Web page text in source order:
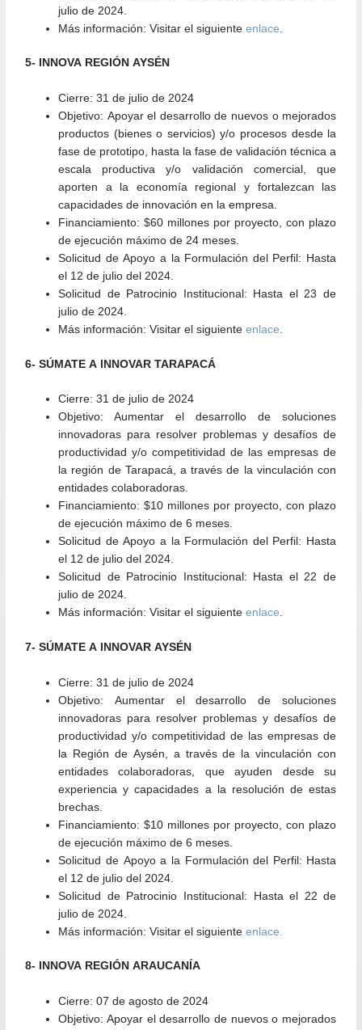
julio de 2024.
Más información:Visitar el siguiente enlace
5- INNOVA REGIÓN AYSÉN
Cierre: 31 de julio de 2024
Objetivo: Apoyar el desarrollo de nuevos o mejorados
productos (bienes o servicios) y/o procesos desde la
fase de prototipo, hasta la fase de validación técnica a
escala productiva y/o validación comercial, que
aporten a la economía regional y fortalezcan las
capacidades de innovación en la empresa.
Financiamiento:$60 millones por proyecto, con plazo
de ejecución máximo de 24 meses.
Solicitud de Apoyo a la Formulación del Perfil: Hasta
el 12 de julio del 2024.
Solicitud de Patrocinio Institucional:
Hasta el 23 de
julio de 2024.
Más información:Visitar el siguiente enlace.
6- SÚMATE A INNOVAR TARAPACÁ
Cierre:31 de julio de 2024
Objetivo:Aumentar el desarrollo de soluciones
innovadoras para resolver problemas y desafíos de
productividad y/o competitividad de las empresas de
la región de Tarapacá, a través de la vinculación con
entidades colaboradoras.
Financiamiento:$10 millones por proyecto, con plazo
de ejecución máximo de 6 meses.
Solicitud de Apoyo a la Formulación del Perfil: Hasta
el 12 de julio del 2024.
Solicitud de Patrocinio Institucional:
Hasta el 22 de
julio de 2024.
Más información:Visitar el siguiente enlace.
7- SÚMATE A INNOVAR AYSÉN
Cierre: 31 de julio de 2024
Objetivo: Aumentar el desarrollo de soluciones
innovadoras para resolver problemas y desafíos de
productividad y/o competitividad de las empresas de
la Región de Aysén, a través de la vinculación con
entidades colaboradoras, que ayuden desde su
experiencia y capacidades a la resolución de estas
brechas.
Financiamiento:$10 millones por proyecto, con plazo
de ejecución máximo de 6 meses.
Solicitud de Apoyo a la Formulación del Perfil: Hasta
el 12 de julio del 2024.
Solicitud de Patrocinio Institucional: Hasta el 22 de
julio de 2024.
Más información:Visitar el siguienteenlace.
8- INNOVA REGIÓN ARAUCANÍA
Cierre: 07 de agosto de 2024
Objetivo:Apoyar el desarrollo de nuevos o mejorados